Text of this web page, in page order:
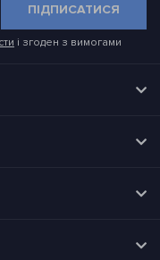
ПІДПИСАТИСЯ
і згоден з вимогами